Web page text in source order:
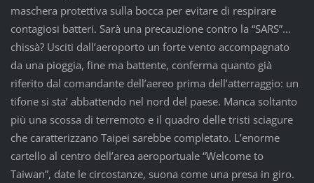
maschera protettiva sulla bocca per evitare di respirare
contagiosi batteri. Sarà una precauzione contro la “SARS”…
chissà? Usciti dall’aeroporto un forte vento accompagnato
da una pioggia, fine ma battente, conferma quanto già
riferito dal comandante dell’aereo prima dell’atterraggio: un
tifone si sta’ abbattendo nel nord del paese. Manca soltanto
più una scossa di terremoto e il quadro delle tristi sciagure
che caratterizzano Taipei sarebbe completato. L’enorme
cartello al centro dell’area aeroportuale “Welcome to
Taiwan”, date le circostanze, suona come una presa in giro.